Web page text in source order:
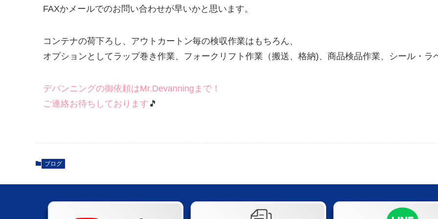
FAXかメールでのお問い合わせが早いかと思います。
コンテナの荷下ろし、アウトカートン毎の検収作業はもちろん、
オプションとしてラップ巻き作業、フォークリフト作業（搬送、格納)、商品検品作業、シール・ラ
デバンニングの御依頼はMr.Devanningまで！
ご連絡お待ちしております 🎵
ブログ